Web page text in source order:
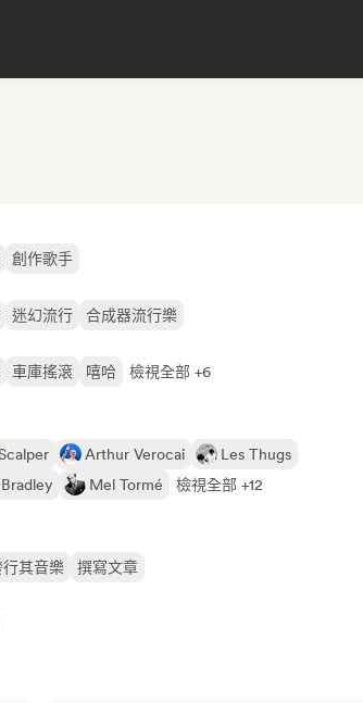
創作歌手
迷幻流行 合成器流行樂
車庫搖滾 嘻哈 檢視全部 +6
Arthur Verocai
Les Thugs
Mel Tormé 檢視全部 +12
其音樂 撰寫文章